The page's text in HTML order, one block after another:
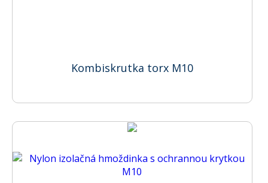
Kombiskrutka torx M10